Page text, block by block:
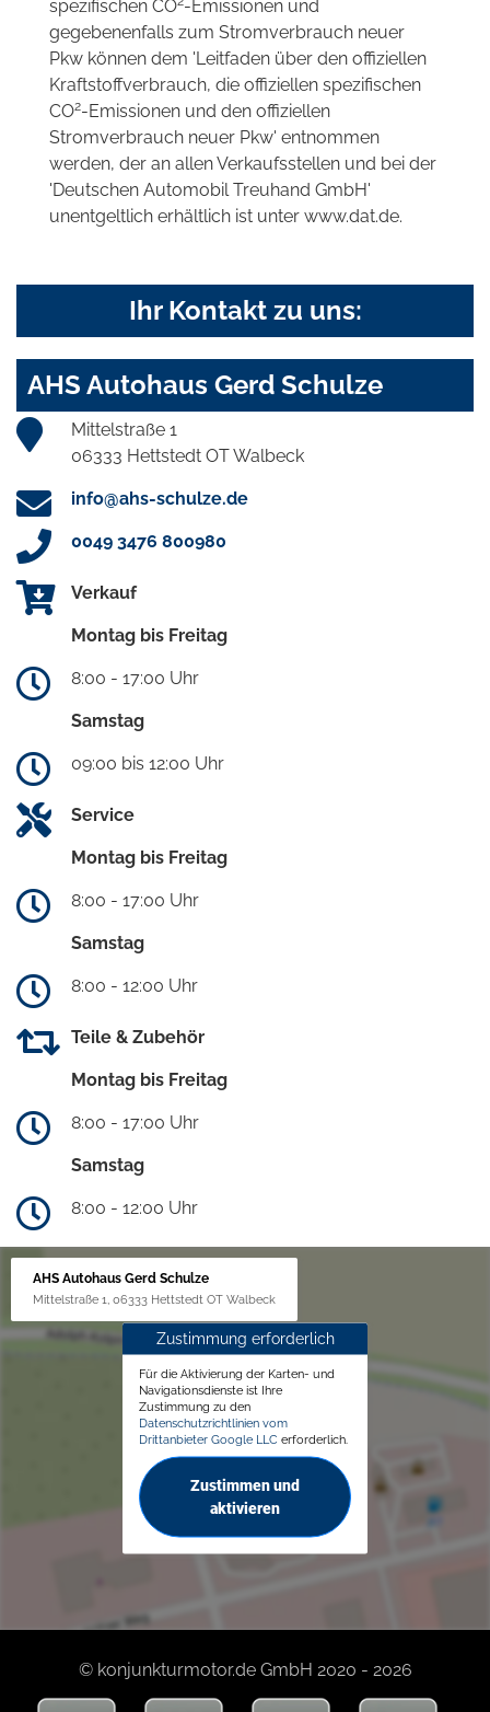
spezifischen CO -Emissionen und
gegebenenfalls zum Stromverbrauch neuer
Pkw können dem 'Leitfaden über den offiziellen
Kraftstoffverbrauch, die offiziellen spezifischen
CO2-Emissionen und den offiziellen
Stromverbrauch neuer Pkw' entnommen
werden, der an allen Verkaufsstellen und bei der
'Deutschen Automobil Treuhand GmbH'
unentgeltlich erhältlich ist unter www.dat.de.
Ihr Kontakt zu uns:
AHS Autohaus Gerd Schulze
Mittelstraße 1
06333 Hettstedt OT Walbeck
info@ahs-schulze.de
0049 3476 800980
Verkauf
Montag bis Freitag
8:00 - 17:00 Uhr
Samstag
09:00 bis 12:00 Uhr
Service
Montag bis Freitag
8:00 - 17:00 Uhr
Samstag
8:00 - 12:00 Uhr
Teile & Zubehör
Montag bis Freitag
8:00 - 17:00 Uhr
Samstag
8:00 - 12:00 Uhr
AHS Autohaus Gerd Schulze
Mittelstraße 1, 06333 Hettstedt OT Walbeck
Zustimmung erforderlich
Für die Aktivierung der Karten- und
Navigationsdienste ist Ihre
Zustimmung zu den
Datenschutzrichtlinien vom
Drittanbieter Google LLC erforderlich.
Zustimmen und
aktivieren
© konjunkturmotor.de GmbH 2020 - 2026